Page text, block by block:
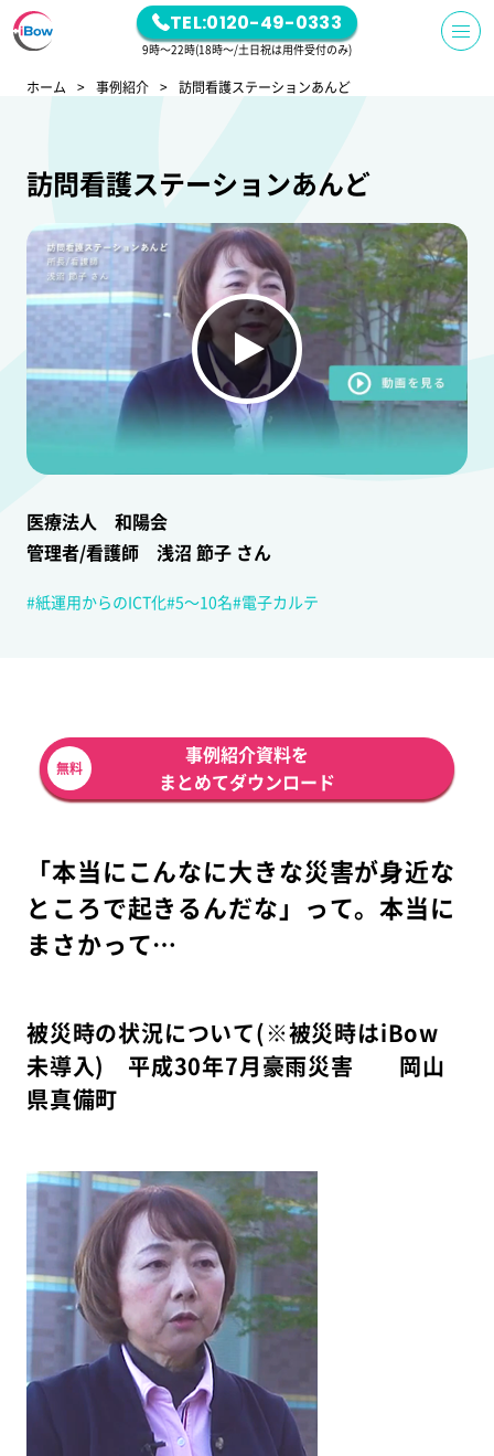
TEL:0120-49-0333
9時～22時(18時～/土日祝は用件受付のみ)
ホーム 事例紹介 訪問看護ステーションあんど
訪問看護ステーションあんど
医療法人 和陽会
管理者/看護師 浅沼 節子 さん
紙運用からのICT化 5～10名 電子カルテ
無料
事例紹介資料を
まとめてダウンロード
「本当にこんなに大きな災害が身近な
ところで起きるんだな」って。本当に
まさかって…
被災時の状況について(※被災時はiBow
未導入) 平成30年7月豪雨災害 岡山
県真備町